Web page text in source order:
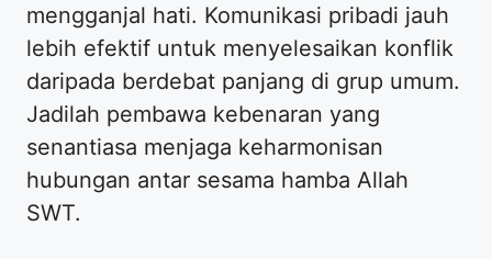
mengganjal hati. Komunikasi pribadi jauh
lebih efektif untuk menyelesaikan konflik
daripada berdebat panjang di grup umum.
Jadilah pembawa kebenaran yang
senantiasa menjaga keharmonisan
hubungan antar sesama hamba Allah
SWT.